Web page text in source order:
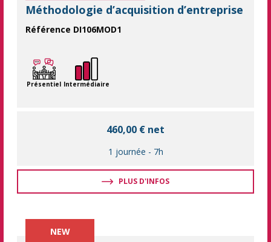
Méthodologie d’acquisition d’entreprise
Référence DI106MOD1
Présentiel Intermédiaire
460,00 € net
1 journée - 7h
PLUS D'INFOS
NEW